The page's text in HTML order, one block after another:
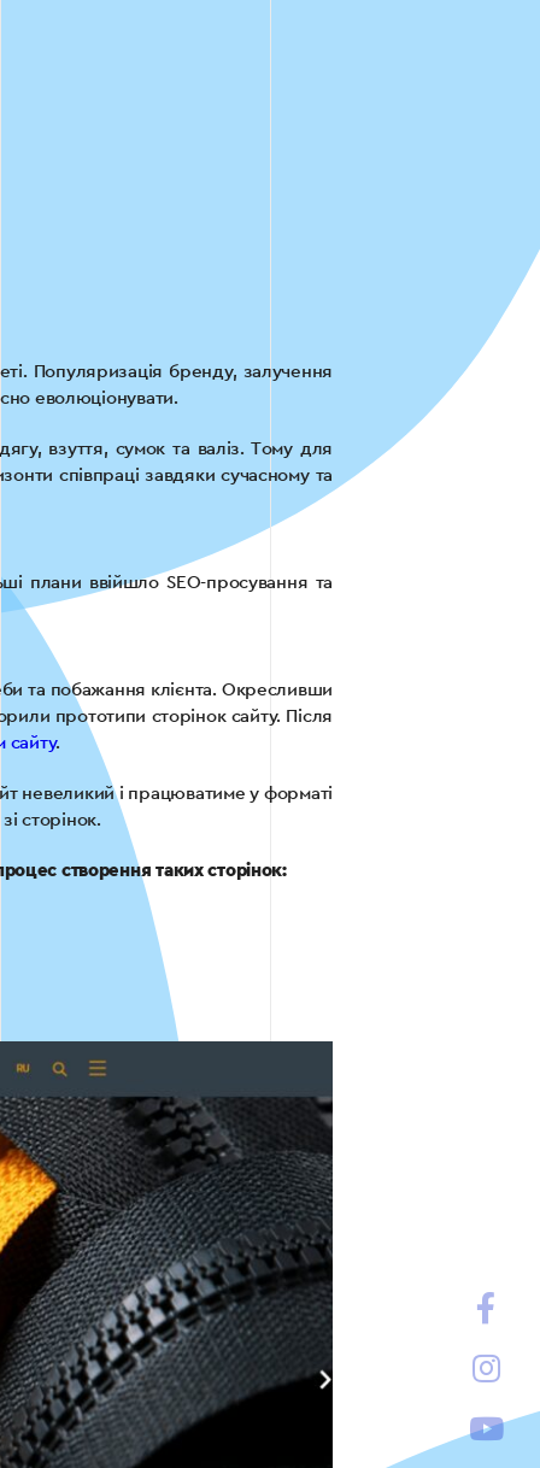
Популяризація бренду, залучення
еволюціонувати.
взуття, сумок та валіз. Тому для
співпраці завдяки сучасному та
плани ввійшло SEO-просування та
та побажання клієнта. Окресливши
прототипи сторінок сайту. Після
сайту.
невеликий і працюватиме у форматі
сторінок.
створення таких сторінок: